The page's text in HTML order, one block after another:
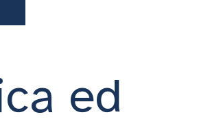
ed